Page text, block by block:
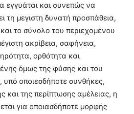
εγγυάται και συνεπώς να
τη μεγιστη δυνατή προσπάθεια,
το σύνολο του περιεχομένου
ακρίβεια, σαφήνεια,
ορθότητα και
όμως της φύσης και του
υπό οποιεσδήποτε συνθήκες,
και της περίπτωσης αμέλειας, η
για οποιασδήποτε μορφής